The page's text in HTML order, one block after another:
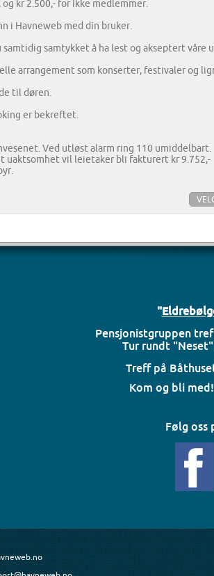
kr 2.500,- for ikke medlemmer.
i Havneweb med din bruker.
samtykket å ha lest og akseptert våre
arrangement som konserter, festivaler og
til døren.
er bekreftet.
Ved utløst alarm ring 110 umiddelbart.
uaktsomhet vil leietaker bli fakturert kr 9.752,-
"
Pensjonistgruppen
Tur rundt
Treff på
Kom og bli
Følg oss